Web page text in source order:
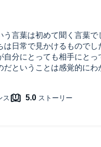
う言葉は初めて聞く言葉
日常で見かけるものでし
自分にとっても相手にと
だということは感覚的にわ
ので本書にで会えて良かっ